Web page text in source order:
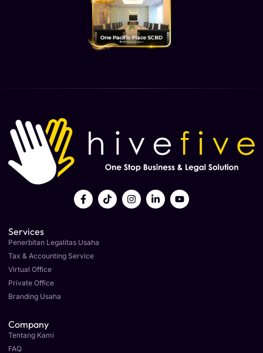
Services
Penerbitan Legalitas Usaha
Tax & Accounting Service
Virtual Office
Private Office
Branding Usaha
Company
Tentang Kami
FAQ